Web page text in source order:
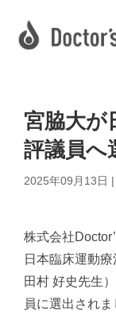
宮脇大が
評議員へ
2025年09月13日 |
株式会社
日本臨床運動
田村 好史先生
員に選出されま